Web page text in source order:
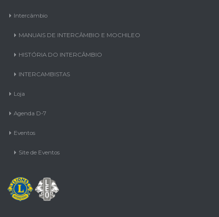
Intercâmbio
MANUAIS DE INTERCÂMBIO E MOCHILEO
HISTÓRIA DO INTERCÂMBIO
INTERCAMBISTAS
Loja
Agenda D-7
Eventos
Site de Eventos